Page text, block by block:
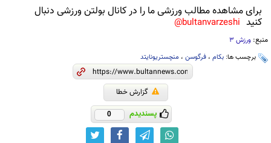
برای مشاهده مطالب ورزشی ما را در کانال بولتن ورزشی دنبال
کنید bultanvarzeshi@
منبع: ورزش 3
برچسب ها: بکام ، فرگوسن ، منچستریونایتد
گزارش خطا
پسندیدم 0